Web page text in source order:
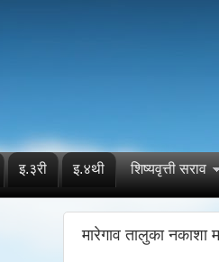
इ.३री इ.४थी शिष्यवृत्ती सराव
मारेगाव तालुका नकाशा